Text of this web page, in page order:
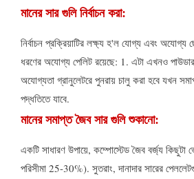
মানের সার গুলি নির্বাচন করা:
নির্বাচন প্রক্রিয়াটির লক্ষ্য হ'ল যোগ্য এবং অযোগ্য
ধরণের অযোগ্য পেলিট রয়েছে: 1. এটা এখনও
অযোগ্যতা গ্রানুলেটরে পুনরায় চালু করা হবে যখন
পদ্ধতিতে যাবে.
মানের সমাপ্ত জৈব সার গুলি শুকানো:
একটি সাধারণ উপায়ে, কম্পোস্টেড জৈব বর্জ্য কিছুটা
পরিসীমা 25-30%). সুতরাং, দানাদার সারের